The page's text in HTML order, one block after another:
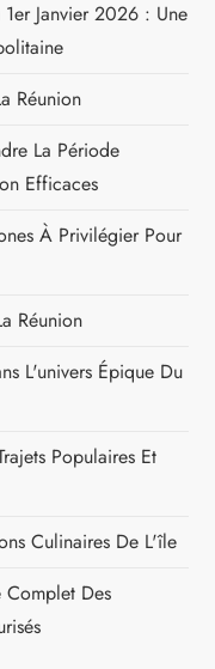
Janvier 2026 : Une
Réunion
La Période
Efficaces
À Privilégier Pour
Réunion
L'univers Épique Du
Populaires Et
Culinaires De L'île
Des